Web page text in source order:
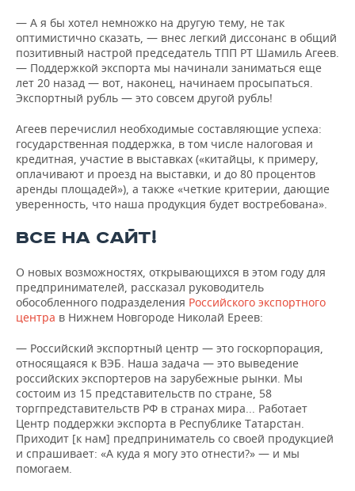
— А я бы хотел немножко на другую тему, не так
оптимистично сказать, — внес легкий диссонанс в общий
позитивный настрой председатель ТПП РТ Шамиль Агеев.
— Поддержкой экспорта мы начинали заниматься еще
лет 20 назад — вот, наконец, начинаем просыпаться.
Экспортный рубль — это совсем другой рубль!
Агеев перечислил необходимые составляющие успеха:
государственная поддержка, в том числе налоговая и
кредитная, участие в выставках («китайцы, к примеру,
оплачивают и проезд на выставки, и до 80 процентов
аренды площадей»), а также «четкие критерии, дающие
уверенность, что наша продукция будет востребована».
ВСЕ НА САЙТ!
О новых возможностях, открывающихся в этом году для
предпринимателей, рассказал руководитель
обособленного подразделения Российского экспортного
центра в Нижнем Новгороде Николай Ереев:
— Российский экспортный центр — это госкорпорация,
относящаяся к ВЭБ. Наша задача — это выведение
российских экспортеров на зарубежные рынки. Мы
состоим из 15 представительств по стране, 58
торгпредставительств РФ в странах мира... Работает
Центр поддержки экспорта в Республике Татарстан.
Приходит [к нам] предприниматель со своей продукцией
и спрашивает: «А куда я могу это отнести?» — и мы
помогаем.